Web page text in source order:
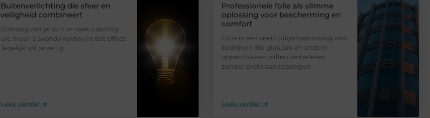
Buitenverlichting die sfeer en
veiligheid combineert
Overdag ziet je tuin er vaak prachtig
uit, maar ’s avonds verdwijnt dat effect.
Tegelijk wil je veilig
Lees verder ➜
Professionele folie als slimme
oplossing voor bescherming en
comfort
Folie is een veelzijdige toepassing voor
bedrijven die glas, lak en andere
oppervlakken willen verbeteren
zonder grote aanpassingen
Lees verder ➜